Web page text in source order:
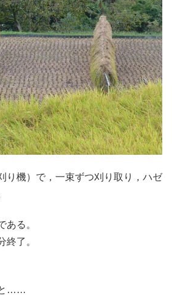
り機）で，一束ずつ刈り取り，ハゼ
ある。
終了。
……